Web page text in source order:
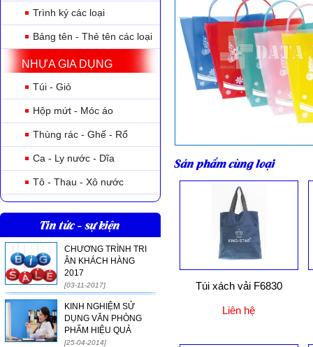
Trình ký các loại
Bảng tên - Thẻ tên các loại
NHỰA GIA DỤNG
Túi - Giỏ
Hộp mứt - Móc áo
Thùng rác - Ghế - Rổ
Ca - Ly nước - Dĩa
Tô - Thau - Xô nước
Tin tức - sự kiện
CHƯƠNG TRÌNH TRI
ÂN KHÁCH HÀNG
2017
[03-11-2017]
KINH NGHIỆM SỬ
DỤNG VĂN PHÒNG
PHẨM HIỆU QUẢ
[25-04-2014]
Sản phẩm cùng loại
Túi xách vải F6830
Liên hệ